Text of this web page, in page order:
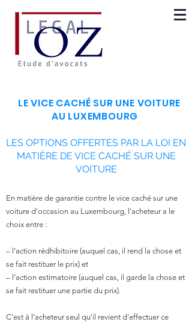
LE VICE CACHÉ SUR UNE VOITURE
AU LUXEMBOURG
LES OPTIONS OFFERTES PAR LA LOI EN
MATIÈRE DE VICE CACHÉ SUR UNE
VOITURE
En matière de garantie contre le vice caché sur une
voiture d'occasion au Luxembourg, l’acheteur a le
choix entre :
– l’action rédhibitoire (auquel cas, il rend la chose et
se fait restituer le prix) et
– l’action estimatoire (auquel cas, il garde la chose et
se fait restituer une partie du prix).
C’est à l’acheteur seul qu’il revient d’effectuer ce